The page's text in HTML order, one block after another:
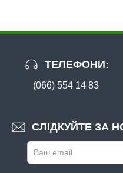
Прикормка
ТЕЛЕФОНИ:
(066) 554 14 83
СЛІДКУЙТЕ ЗА